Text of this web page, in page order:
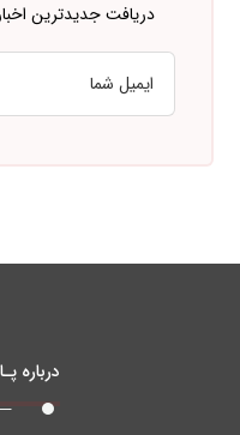
دریافت جدیدترین
درباره